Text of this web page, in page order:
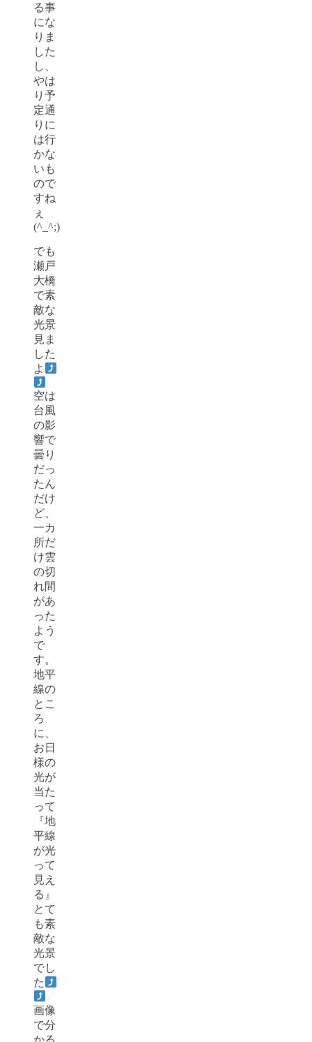
る事
にな
りま
した
し、
やは
り予
定通
りに
は行
かな
いも
ので
すね
ぇ
(^_^;)
でも
瀬戸
大橋
で素
敵な
光景
見ま
した
よ
空は
台風
の影
響で
曇り
だっ
たん
だけ
ど、
一カ
所だ
け雲
の切
れ間
があ
った
よう
で
す。
地平
線の
とこ
ろ
に、
お日
様の
光が
当た
って
『地
平線
が光
って
見え
る』
とて
も素
敵な
光景
でし
た
画像
で分
かる